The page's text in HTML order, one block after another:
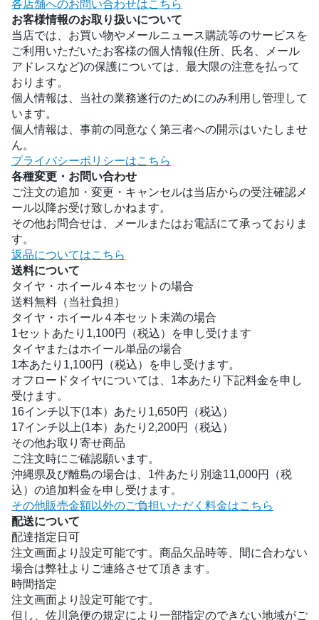
各店舗へのお問い合わせはこちら
お客様情報のお取り扱いについて
当店では、お買い物やメールニュース購読等のサービスを
ご利用いただいたお客様の個人情報(住所、氏名、メール
アドレスなど)の保護については、最大限の注意を払って
おります。
個人情報は、当社の業務遂行のためにのみ利用し管理して
います。
個人情報は、事前の同意なく第三者への開示はいたしませ
ん。
プライバシーポリシーはこちら
各種変更・お問い合わせ
ご注文の追加・変更・キャンセルは当店からの受注確認メ
ール以降お受け致しかねます。
その他お問合せは、メールまたはお電話にて承っておりま
す。
返品についてはこちら
送料について
タイヤ・ホイール４本セットの場合
送料無料（当社負担）
タイヤ・ホイール４本セット未満の場合
1セットあたり1,100円（税込）を申し受けます
タイヤまたはホイール単品の場合
1本あたり1,100円（税込）を申し受けます。
オフロードタイヤについては、1本あたり下記料金を申し
受けます。
16インチ以下(1本）あたり1,650円（税込）
17インチ以上(1本）あたり2,200円（税込）
その他お取り寄せ商品
ご注文時にご確認願います。
沖縄県及び離島の場合は、1件あたり別途11,000円（税
込）の追加料金を申し受けます。
その他販売金額以外のご負担いただく料金はこちら
配送について
配達指定日可
注文画面より設定可能です。商品欠品時等、間に合わない
場合は弊社よりご連絡させて頂きます。
時間指定
注文画面より設定可能です。
但し、佐川急便の規定により一部指定のできない地域がご